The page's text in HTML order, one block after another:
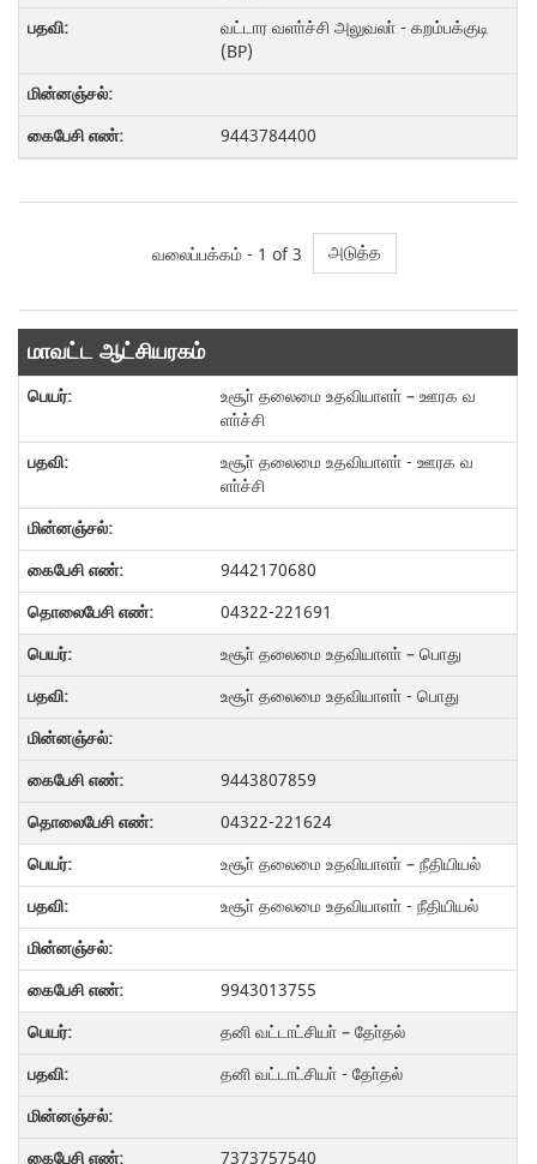
வட்டார வளா்ச்சி அலுவலா் - கறம்பக்குடி
(BP)
9443784400
வலைப்பக்கம் - 1 of 3 அடுத்த
மாவட்ட ஆட்சியரகம்
உசூா் தலைமை உதவியாளா் – ஊரக வ
ளா்ச்சி
உசூா் தலைமை உதவியாளா் - ஊரக வ
ளா்ச்சி
9442170680
04322-221691
உசூா் தலைமை உதவியாளா் – பொது
உசூா் தலைமை உதவியாளா் - பொது
9443807859
04322-221624
உசூா் தலைமை உதவியாளா் – நீதியியல்
உசூா் தலைமை உதவியாளா் - நீதியியல்
9943013755
தனி வட்டாட்சியா் – தோ்தல்
தனி வட்டாட்சியா் - தோ்தல்
7373757540